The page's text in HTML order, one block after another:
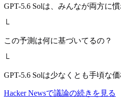
GPT-5.6 Solは、みんなが両方に
└
この予測は何に基づいてるの？
└
GPT-5.6 Solは少なくとも手頃な
Hacker Newsで議論の続きを見る